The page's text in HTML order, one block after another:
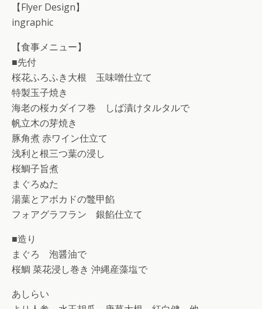
【Flyer Design】
ingraphic
【食事メニュー】
■先付
桜花ふろふき大根 玉味噌仕立て
特製玉子焼き
海老の桜カダイフ巻 しば漬けタルタルで
帆立木の芽焼き
豚角煮 赤ワイン仕立て
浅利と根三つ葉の浸し
桜鯛子旨煮
まぐろぬた
湯葉とアボカドの鼈甲餡
フォアグラフラン 銀餡仕立て
■造り
まぐろ 泡醤油で
桜鯛 菜花浸し巻き 沖縄産藻塩で
あしらい